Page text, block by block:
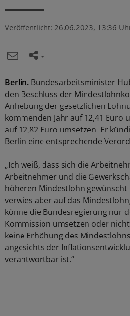
Veröffentlicht: 26.06.2023, 13:36
Berlin. Bundesarbeitsminister
den Beschluss der
Anhebung der gesetzlichen
kommenden Jahr auf 12,41 Euro
auf 12,82 Euro umsetzen. Er
Berlin eine entsprechende
„Ich weiß, dass sich die
Arbeitnehmer und die
höheren Mindestlohn gewünscht
verwies aber auf das
könne die Bundesregierung nur
Kommission umsetzen oder
keine Erhöhung des
angesichts der
verantwortbar ist.“